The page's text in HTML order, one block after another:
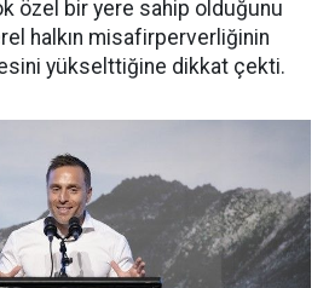
özel bir yere sahip olduğunu
halkın misafirperverliğinin
yükselttiğine dikkat çekti.